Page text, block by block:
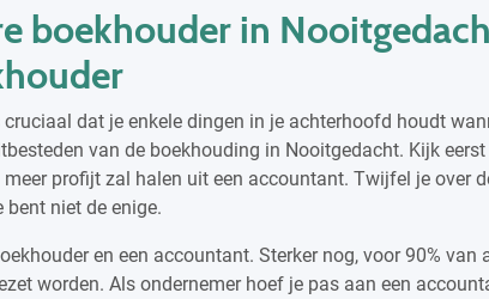
boekhouder in
dat je enkele dingen in je achterhoofd houdt
van de boekhouding in Nooitgedacht. Kijk
profijt zal halen uit een accountant. Twijfel je over
niet de enige.
en een accountant. Sterker nog, voor 90% van
worden. Als ondernemer hoef je pas aan een